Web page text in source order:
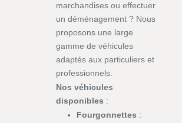
marchandises ou effectuer
un déménagement ? Nous
proposons une large
gamme de véhicules
adaptés aux particuliers et
professionnels.
Nos véhicules
disponibles :
Fourgonnettes :